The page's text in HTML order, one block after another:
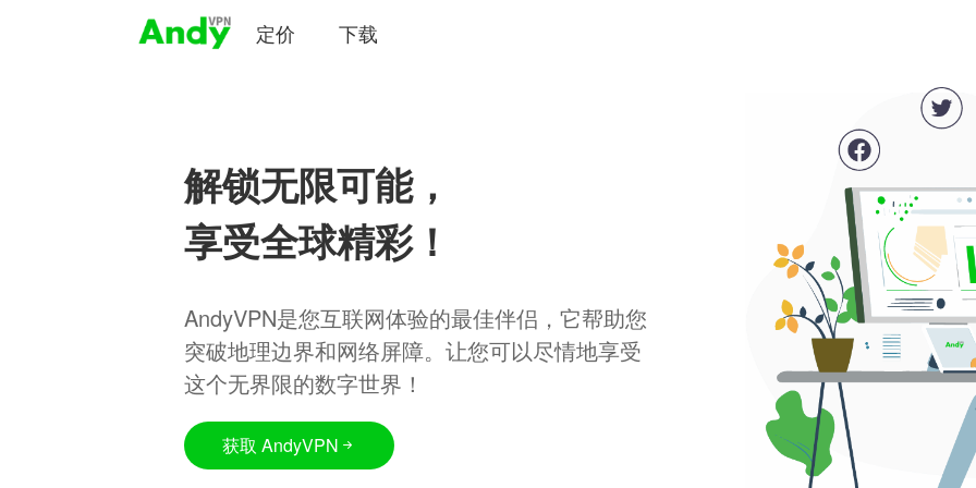
定价 下载
解锁无限可能，
享受全球精彩！
AndyVPN是您互联网体验的最佳伴侣，它帮助您
突破地理边界和网络屏障。让您可以尽情地享受
这个无界限的数字世界！
获取 AndyVPN